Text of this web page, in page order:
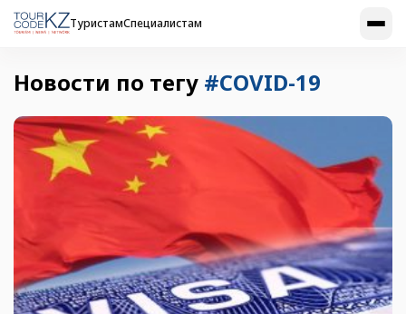
ТуристамСпециалистам
Новости по тегу #COVID-19